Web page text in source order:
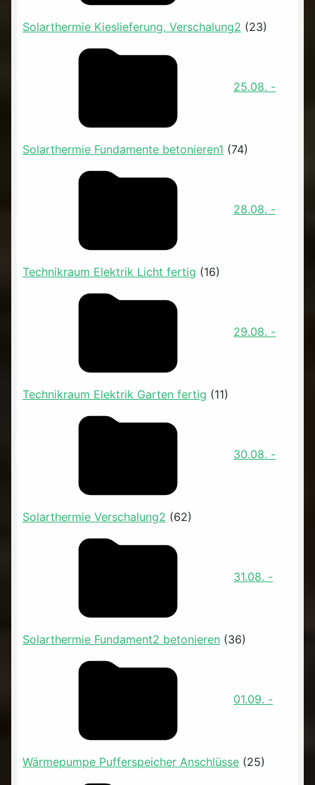
Solarthermie Kieslieferung, Verschalung2 (23)
25.08. -
Solarthermie Fundamente betonieren1 (74)
28.08. -
Technikraum Elektrik Licht fertig (16)
29.08. -
Technikraum Elektrik Garten fertig (11)
30.08. -
Solarthermie Verschalung2 (62)
31.08. -
Solarthermie Fundament2 betonieren (36)
01.09. -
Wärmepumpe Pufferspeicher Anschlüsse (25)